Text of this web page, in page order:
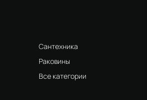
Сантехника
Раковины
Все категории